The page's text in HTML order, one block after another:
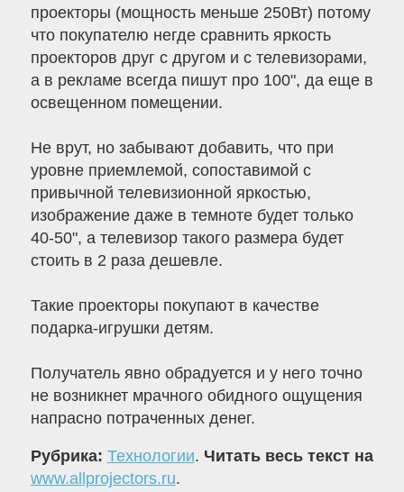
проекторы (мощность меньше 250Вт) потому
что покупателю негде сравнить яркость
проекторов друг с другом и с телевизорами,
а в рекламе всегда пишут про 100", да еще в
освещенном помещении.
Не врут, но забывают добавить, что при
уровне приемлемой, сопоставимой с
привычной телевизионной яркостью,
изображение даже в темноте будет только
40-50", а телевизор такого размера будет
стоить в 2 раза дешевле.
Такие проекторы покупают в качестве
подарка-игрушки детям.
Получатель явно обрадуется и у него точно
не возникнет мрачного обидного ощущения
напрасно потраченных денег.
Рубрика: Технологии. Читать весь текст на
www.allprojectors.ru.